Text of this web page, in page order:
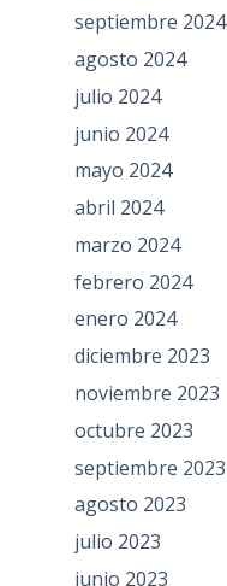
septiembre 2024
agosto 2024
julio 2024
junio 2024
mayo 2024
abril 2024
marzo 2024
febrero 2024
enero 2024
diciembre 2023
noviembre 2023
octubre 2023
septiembre 2023
agosto 2023
julio 2023
junio 2023